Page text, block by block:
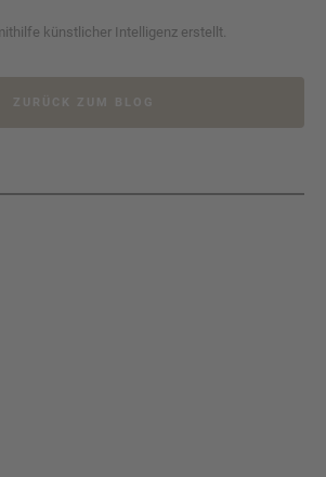
künstlicher Intelligenz erstellt.
ZURÜCK ZUM BLOG